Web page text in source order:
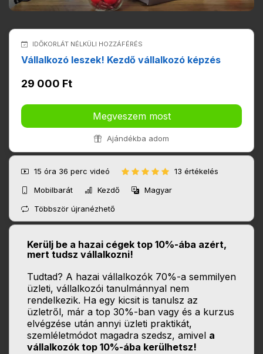
IDŐKORLÁT NÉLKÜLI HOZZÁFÉRÉS
Vállalkozó leszek! Kezdő vállalkozó képzés
29 000 Ft
Megveszem most
Ajándékba adom
15 óra 36 perc videó
13 értékelés
Mobilbarát
Kezdő
Magyar
Többször újranézhető
Kerülj be a hazai cégek top 10%-ába azért,
mert tudsz vállalkozni!
Tudtad? A hazai vállalkozók 70%-a semmilyen
üzleti, vállalkozói tanulmánnyal nem
rendelkezik. Ha egy kicsit is tanulsz az
üzletről, már a top 30%-ban vagy és a kurzus
elvégzése után annyi üzleti praktikát,
szemléletmódot magadra szedsz, amivel a
vállalkozók top 10%-ába kerülhetsz!